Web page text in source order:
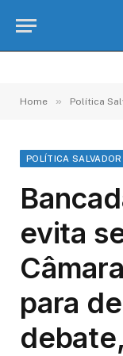
Home » Política
POLÍTICA SALVADOR
evita
para